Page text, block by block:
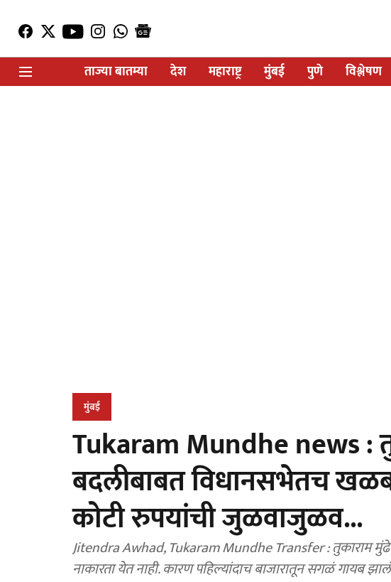
ताज्या बातम्या
देश महाराष्ट्र मुंबई पुणे विश्लेषण
मुंबई
Tukaram Mundhe news :
बदलीबाबत विधानसभेतच
कोटी रुपयांची जुळवाजुळव...
Jitendra Awhad, Tukaram Mundhe Transfer : तुकाराम मुंढे
नाकारता येत नाही. कारण पहिल्यांदाच बाजारातून सगळं गायब